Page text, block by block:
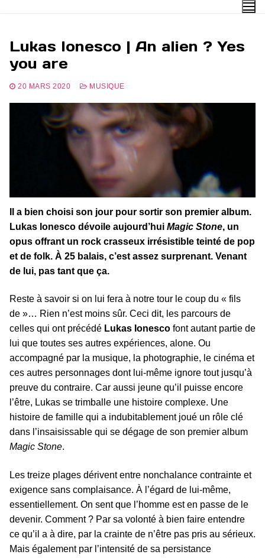
Lukas Ionesco | An alien ? Yes
you are
20 MARS 2020 MUSIQUE
Il a bien choisi son jour pour sortir son premier album.
Lukas Ionesco dévoile aujourd’hui Magic Stone, un
opus offrant un rock crasseux irrésistible teinté de pop
et de folk. À 25 balais, c’est assez surprenant. Venant
de lui, pas tant que ça.
Reste à savoir si on lui fera à notre tour le coup du « fils
de »… Rien n’est moins sûr. Ceci dit, les parcours de
celles qui ont précédé Lukas Ionesco font autant partie de
lui que toutes ses autres expériences, alone. Ou
accompagné par la musique, la photographie, le cinéma et
ces autres personnages dont lui-même ignore tout jusqu’à
preuve du contraire. Car aussi jeune qu’il puisse encore
l’être, Lukas se trimballe une histoire complexe. Une
histoire de famille qui a indubitablement joué un rôle clé
dans l’insaisissable qui se dégage de son premier album
Magic Stone.
Les treize plages dérivent entre nonchalance contrainte et
exigence sans complaisance. À l’égard de lui-même,
essentiellement. On sent que l’homme est en passe de le
devenir. Comment ? Par sa volonté à bien faire entendre
ce qu’il a à dire, par la crainte de n’être pas pris au sérieux.
Mais également par l’intensité de sa persistance